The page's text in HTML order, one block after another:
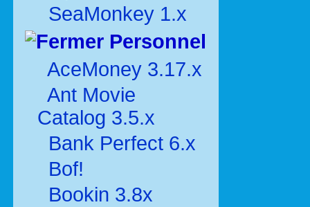
SeaMonkey 1.x
Personnel
AceMoney 3.17.x
Ant Movie
Catalog 3.5.x
Bank Perfect 6.x
Bof!
Bookin 3.8x